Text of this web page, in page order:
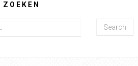
ZOEKEN
Search